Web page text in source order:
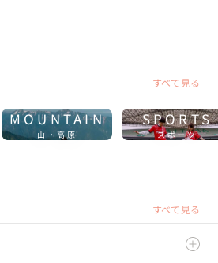
すべて見る
MOUNTAIN
山・高原
SPORTS
スポーツ
すべて見る